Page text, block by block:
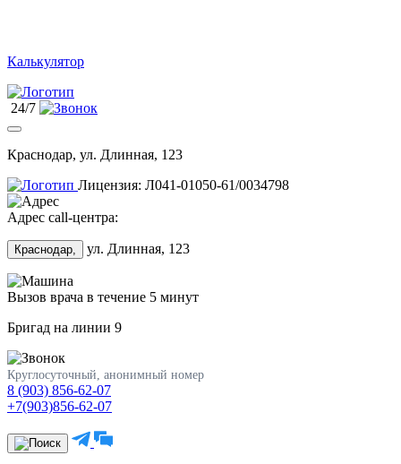
Калькулятор
24/7
Краснодар, ул. Длинная, 123
Лицензия: Л041-01050-61/0034798
Адрес call-центра:
Краснодар, ул. Длинная, 123
Вызов врача в течение 5 минут
Бригад на линии 9
Круглосуточный, анонимный номер
8 (903) 856-62-07
+7(903)856-62-07